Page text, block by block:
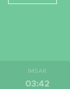
İMSAK
03:42